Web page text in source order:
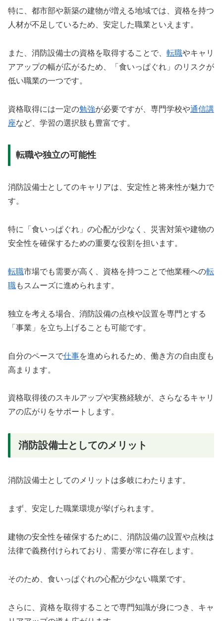
特に、都市部や新築の建物が増える地域では、資格を持つ
人材が不足しているため、安定した職業といえます。
また、消防設備士の資格を取得することで、 転職やキャリ
アアップの幅が広がるため、「食いっぱぐれ」のリスクが
低い職業の一つです。
資格取得には一定の勉強が必要ですが、専門学校や通信講
座など、学習の選択肢も豊富です。
転職や独立の可能性
消防設備士としてのキャリアは、安定性と将来性が魅力で
す。
特に「食いっぱぐれ」の心配が少なく、災害対策や建物の
安全性を確保するための重要な役割を担います。
転職市場でも需要が高く、資格を持つことで他業種への転
職もスムーズに進められます。
独立を考える場合、消防設備の点検や設置を専門とする
「事業」を立ち上げることも可能です。
自分のペースで仕事を進められるため、働き方の自由度も
高まります。
資格取得後のスキルアップや実務経験が、さらなるキャリ
アの広がりをサポートします。
消防設備士としてのメリット
消防設備士としてのメリットは多岐にわたります。
まず、安定した職業環境が挙げられます。
建物の安全性を確保するために、消防設備の設置や点検は
法律で義務付けられており、需要が常に存在します。
そのため、食いっぱぐれの心配が少ない職業です。
さらに、資格を取得することで専門知識が身につき、キャ